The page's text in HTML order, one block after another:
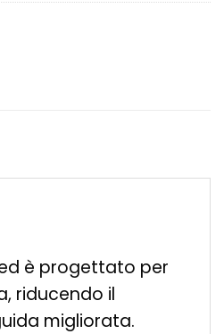
ed è progettato per
riducendo il
migliorata.